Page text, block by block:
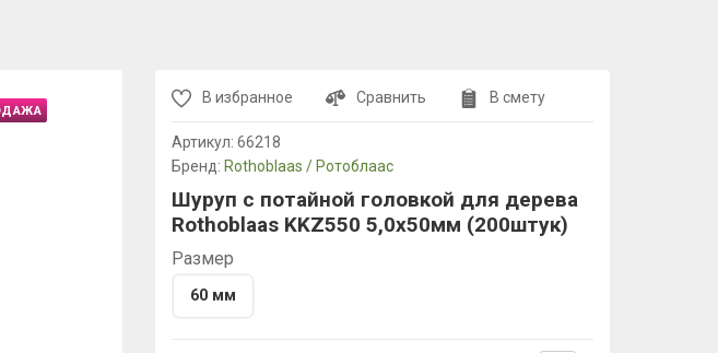
В избранное Сравнить В смету
Артикул: 66218
Бренд: Rothoblaas / Ротоблаас
Шуруп с потайной головкой для дерева
Rothoblaas KKZ550 5,0х50мм (200штук)
Размер
60 мм